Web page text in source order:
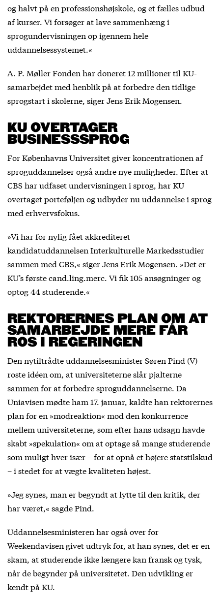
og halvt på en professionshøjskole, og et fælles udbud
af kurser. Vi forsøger at lave sammenhæng i
sprogundervisningen op igennem hele
uddannelsessystemet.«
A. P. Møller Fonden har doneret 12 millioner til KU-
samarbejdet med henblik på at forbedre den tidlige
sprogstart i skolerne, siger Jens Erik Mogensen.
KU OVERTAGER
BUSINESSSPROG
For Københavns Universitet giver koncentrationen af
sproguddannelser også andre nye muligheder. Efter at
CBS har udfaset undervisningen i sprog, har KU
overtaget porteføljen og udbyder nu uddannelse i sprog
med erhvervsfokus.
»Vi har for nylig fået akkrediteret
kandidatuddannelsen Interkulturelle Markedsstudier
sammen med CBS,« siger Jens Erik Mogensen. »Det er
KU’s første cand.ling.merc. Vi fik 105 ansøgninger og
optog 44 studerende.«
REKTORERNES PLAN OM AT
SAMARBEJDE MERE FÅR
ROS I REGERINGEN
Den nytiltrådte uddannelsesminister Søren Pind (V)
roste idéen om, at universiteterne slår pjalterne
sammen for at forbedre sproguddannelserne. Da
Uniavisen mødte ham 17. januar, kaldte han rektorernes
plan for en »modreaktion« mod den konkurrence
mellem universiteterne, som efter hans udsagn havde
skabt »spekulation« om at optage så mange studerende
som muligt hver især – for at opnå et højere statstilskud
– i stedet for at vægte kvaliteten højest.
»Jeg synes, man er begyndt at lytte til den kritik, der
har været,« sagde Pind.
Uddannelsesministeren har også over for
Weekendavisen givet udtryk for, at han synes, det er en
skam, at studerende ikke længere kan fransk og tysk,
når de begynder på universitetet. Den udvikling er
kendt på KU.